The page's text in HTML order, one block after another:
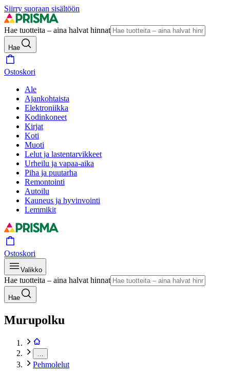
Siirry suoraan sisältöön
Hae tuotteita – aina halvat hinnat
Hae
Ostoskori
Ale
Ajankohtaista
Elektroniikka
Kodinkoneet
Kirjat
Koti
Muoti
Lelut ja lastentarvikkeet
Urheilu ja vapaa-aika
Piha ja puutarha
Remontointi
Autoilu
Kauneus ja hyvinvointi
Lemmikit
Ostoskori
Valikko
Hae tuotteita – aina halvat hinnat
Hae
Murupolku
Pehmolelut